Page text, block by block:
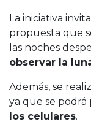
La iniciativa
propuesta que
las noches
observar la
Además, se
ya que se podrá
los celulares.